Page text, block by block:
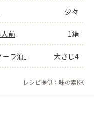
少々
人前 1箱
ラ油」 大さじ4
レシピ提供：味の素KK